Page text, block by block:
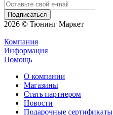
2026 © Тюнинг Маркет
Компания
Информация
Помощь
О компании
Магазины
Стать партнером
Новости
Подарочные сертификаты